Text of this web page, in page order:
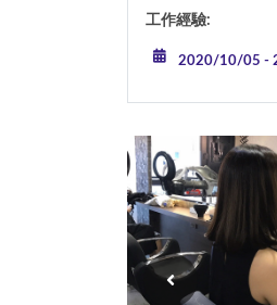
工作經驗:
2020/10/05 -